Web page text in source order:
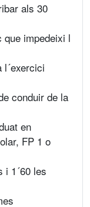
als 30
impedeixi l
l´exercici
conduir de la
en
FP 1 o
i 1´60 les